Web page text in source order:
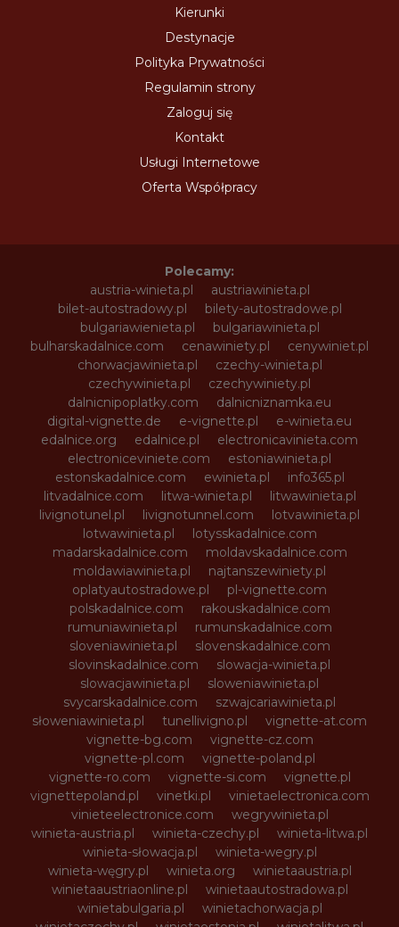
Kierunki
Destynacje
Polityka Prywatności
Regulamin strony
Zaloguj się
Kontakt
Usługi Internetowe
Oferta Współpracy
Polecamy:
austria-winieta.pl
austriawinieta.pl
bilet-autostradowy.pl
bilety-autostradowe.pl
bulgariawienieta.pl
bulgariawinieta.pl
bulharskadalnice.com
cenawiniety.pl
cenywiniet.pl
chorwacjawinieta.pl
czechy-winieta.pl
czechywinieta.pl
czechywiniety.pl
dalnicnipoplatky.com
dalnicniznamka.eu
digital-vignette.de
e-vignette.pl
e-winieta.eu
edalnice.org
edalnice.pl
electronicavinieta.com
electroniceviniete.com
estoniawinieta.pl
estonskadalnice.com
ewinieta.pl
info365.pl
litvadalnice.com
litwa-winieta.pl
litwawinieta.pl
livignotunel.pl
livignotunnel.com
lotvawinieta.pl
lotwawinieta.pl
lotysskadalnice.com
madarskadalnice.com
moldavskadalnice.com
moldawiawinieta.pl
najtanszewiniety.pl
oplatyautostradowe.pl
pl-vignette.com
polskadalnice.com
rakouskadalnice.com
rumuniawinieta.pl
rumunskadalnice.com
sloveniawinieta.pl
slovenskadalnice.com
slovinskadalnice.com
slowacja-winieta.pl
slowacjawinieta.pl
sloweniawinieta.pl
svycarskadalnice.com
szwajcariawinieta.pl
słoweniawinieta.pl
tunellivigno.pl
vignette-at.com
vignette-bg.com
vignette-cz.com
vignette-pl.com
vignette-poland.pl
vignette-ro.com
vignette-si.com
vignette.pl
vignettepoland.pl
vinetki.pl
vinietaelectronica.com
vinieteelectronice.com
wegrywinieta.pl
winieta-austria.pl
winieta-czechy.pl
winieta-litwa.pl
winieta-słowacja.pl
winieta-wegry.pl
winieta-węgry.pl
winieta.org
winietaaustria.pl
winietaaustriaonline.pl
winietaautostradowa.pl
winietabulgaria.pl
winietachorwacja.pl